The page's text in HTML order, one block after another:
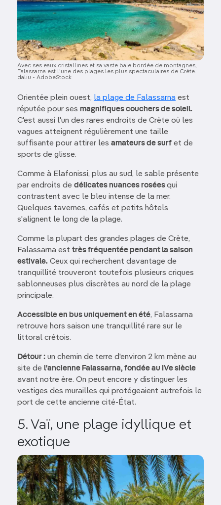
Avec ses eaux cristallines et sa vaste baie bordée de montagnes,
Falassarna est l'une des plages les plus spectaculaires de Crète.
daliu - AdobeStock
Orientée plein ouest, la plage de Falassarna est
réputée pour ses magnifiques couchers de soleil.
C'est aussi l'un des rares endroits de Crète où les
vagues atteignent régulièrement une taille
suffisante pour attirer les amateurs de surf et de
sports de glisse.
Comme à Elafonissi, plus au sud, le sable présente
par endroits de délicates nuances roséesqui
contrastent avec le bleu intense de la mer.
Quelques tavernes, cafés et petits hôtels
s'alignent le long de la plage.
Comme la plupart des grandes plages de Crète,
Falassarna est très fréquentée pendant la saison
estivale. Ceux qui recherchent davantage de
tranquillité trouveront toutefois plusieurs criques
sablonneuses plus discrètes au nord de la plage
principale.
Accessible en bus uniquement en été, Falassarna
retrouve hors saison une tranquillité rare sur le
littoral crétois.
Détour : un chemin de terre d'environ 2 km mène au
site de l'ancienne Falassarna, fondée au IVe siècle
avant notre ère. On peut encore y distinguer les
vestiges des murailles qui protégeaient autrefois le
port de cette ancienne cité-État.
5. Vaï, une plage idyllique et
exotique
Image